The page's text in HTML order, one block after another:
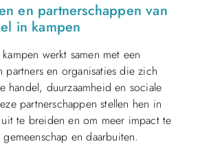
en partnerschappen van
in kampen
werkt samen met een
partners en organisaties die zich
handel, duurzaamheid en sociale
partnerschappen stellen hen in
te breiden en om meer impact te
en daarbuiten.